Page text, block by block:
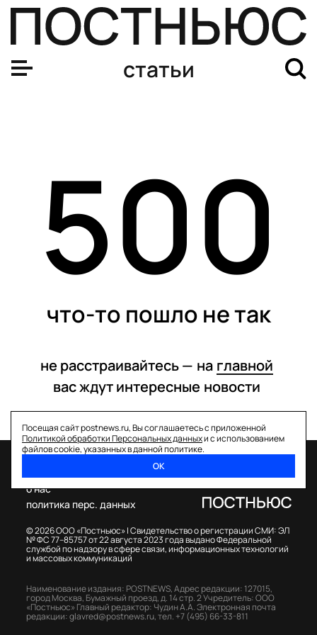
статьи
500
что-то пошло не так
не расстраивайтесь — на главной
вас ждут интересные новости
Посещая сайт postnews.ru, Вы соглашаетесь с приложенной
Политикой обработки Персональных данныхи с использованием
файлов cookie, указанных в данной политике.
ОК
© 2026 ООО «Постньюс» |Свидетельство о регистрации СМИ: ЭЛ
№ ФС 77–85757 от 22 августа 2023 года выдано Федеральной
службой по надзору в сфере связи, информационных технологий
и массовых коммуникаций
о нас
политика перс. данных
Наименование издания: POSTNEWS,Адрес редакции: 127015,
город Москва, Бумажный проезд, д. 14 стр. 2Учредитель: ООО
«Постньюс» Главный редактор: Чудин А.А.Электронная почта
редакции:glavred@postnews.ru,тел. +7 (495) 66-33-811